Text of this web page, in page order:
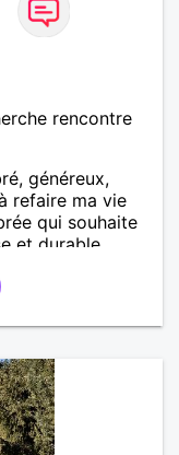
rencontre
généreux,
refaire ma vie
qui souhaite
et durable.